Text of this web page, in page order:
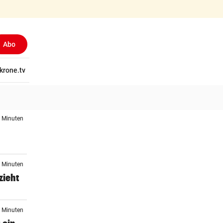
Abo
krone.tv
Minuten
Minuten
Minuten